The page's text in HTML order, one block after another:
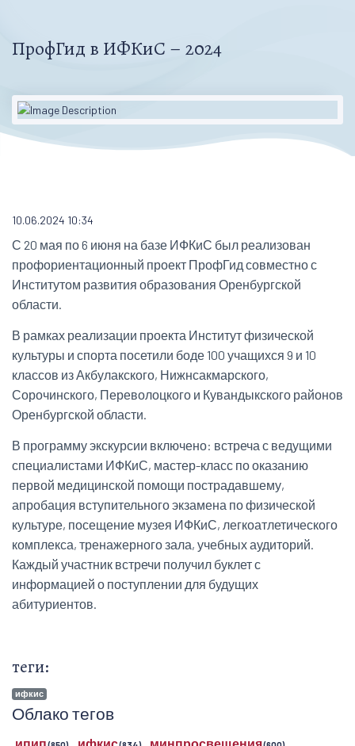
ПрофГид в ИФКиС – 2024
10.06.2024 10:34
С 20 мая по 6 июня на базе ИФКиС был реализован
профориентационный проект ПрофГид совместно с
Институтом развития образования Оренбургской
области.
В рамках реализации проекта Институт физической
культуры и спорта посетили боде 100 учащихся 9 и 10
классов из Акбулакского, Нижнсакмарского,
Сорочинского, Переволоцкого и Кувандыкского районов
Оренбургской области.
В программу экскурсии включено: встреча с ведущими
специалистами ИФКиС, мастер-класс по оказанию
первой медицинской помощи пострадавшему,
апробация вступительного экзамена по физической
культуре, посещение музея ИФКиС, легкоатлетического
комплекса, тренажерного зала, учебных аудиторий.
Каждый участник встречи получил буклет с
информацией о поступлении для будущих
абитуриентов.
теги:
ифкис
Облако тегов